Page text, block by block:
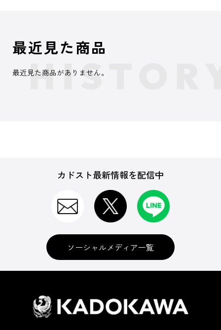
最近見た商品
最近見た商品がありません。
カドスト最新情報を配信中
ソーシャルメディア一覧